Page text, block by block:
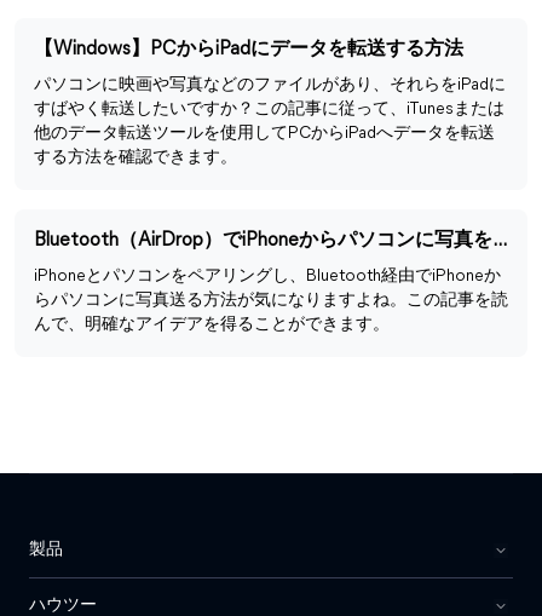
【Windows】PCからiPadにデータを転送する方法
パソコンに映画や写真などのファイルがあり、それらをiPadに
すばやく転送したいですか？この記事に従って、iTunesまたは
他のデータ転送ツールを使用してPCからiPadへデータを転送
する方法を確認できます。
Bluetooth（AirDrop）でiPhoneからパソコンに写真を送る方法
iPhoneとパソコンをペアリングし、Bluetooth経由でiPhoneか
らパソコンに写真送る方法が気になりますよね。この記事を読
んで、明確なアイデアを得ることができます。
製品
ハウツー